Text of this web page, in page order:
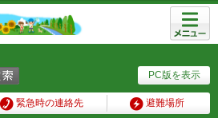
PC版を表示
緊急時の連絡先 避難場所
メニュ
ー